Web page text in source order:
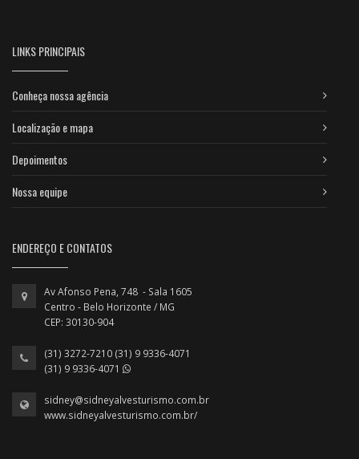
LINKS PRINCIPAIS
Conheça nossa agência
Localização e mapa
Depoimentos
Nossa equipe
ENDEREÇO E CONTATOS
Av Afonso Pena, 748 - Sala 1605
Centro - Belo Horizonte / MG
CEP: 30130-904
(31) 3272-7210 (31) 9 9336-4071
(31) 9 9336-4071
sidney@sidneyalvesturismo.com.br
www.sidneyalvesturismo.com.br/